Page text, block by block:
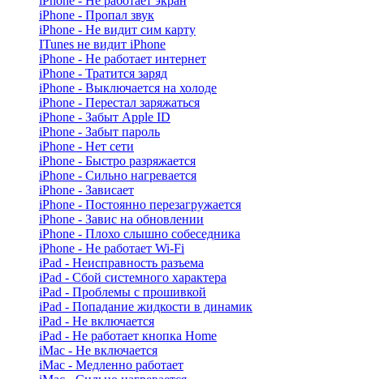
iPhone - Пропал звук
iPhone - Не видит сим карту
ITunes не видит iPhone
iPhone - Не работает интернет
iPhone - Тратится заряд
iPhone - Выключается на холоде
iPhone - Перестал заряжаться
iPhone - Забыт Apple ID
iPhone - Забыт пароль
iPhone - Нет сети
iPhone - Быстро разряжается
iPhone - Сильно нагревается
iPhone - Зависает
iPhone - Постоянно перезагружается
iPhone - Завис на обновлении
iPhone - Плохо слышно собеседника
iPhone - Не работает Wi-Fi
iPad - Неисправность разъема
iPad - Сбой системного характера
iPad - Проблемы с прошивкой
iPad - Попадание жидкости в динамик
iPad - Не включается
iPad - Не работает кнопка Home
iMac - Не включается
iMac - Медленно работает